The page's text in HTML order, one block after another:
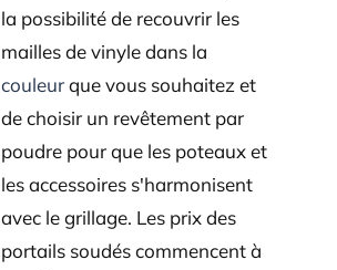
la possibilité de recouvrir les
mailles de vinyle dans la
couleurque vous souhaitez et
de choisir un revêtement par
poudre pour que les poteaux et
les accessoires s'harmonisent
avec le grillage. Les prix des
portails soudés commencent à